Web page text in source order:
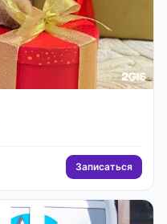
Записаться